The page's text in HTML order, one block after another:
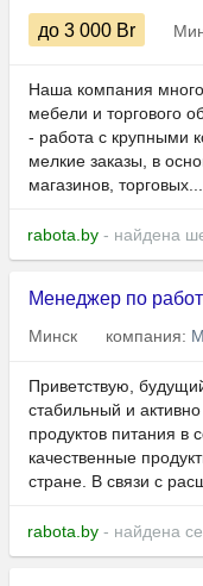
до 3 000 Br
Наша компания
мебели и торгового
- работа с крупными
мелкие заказы, в
магазинов, торговых...
rabota.by - найдена
Менеджер по
Минск компания:
Приветствую,
стабильный и
продуктов питания в
качественные
стране. В связи с
rabota.by - найдена